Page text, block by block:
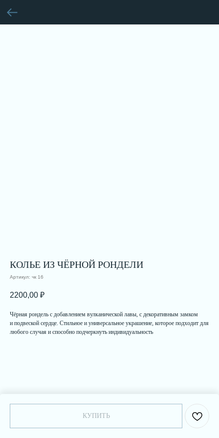
КОЛЬЕ ИЗ ЧЁРНОЙ РОНДЕЛИ
Артикул: чк 16
2200,00 ₽
КУПИТЬ
Чёрная рондель с добавлением вулканической лавы, с декоративным замком
и подвеской сердце. Стильное и универсальное украшение, которое подходит для
любого случая и способно подчеркнуть индивидуальность